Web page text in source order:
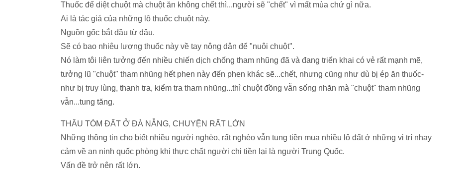
Thuốc để diệt chuột mà chuột ăn không chết thì...người sẽ "chết" vì mất mùa chứ gì nữa.
Ai là tác giả của những lô thuốc chuột này.
Nguồn gốc bắt đầu từ đâu.
Sẽ có bao nhiêu lượng thuốc này về tay nông dân để "nuôi chuột".
Nó làm tôi liên tưởng đến nhiều chiến dịch chống tham nhũng đã và đang triển khai có vẻ rất mạnh mẽ,
tưởng lũ "chuột" tham nhũng hết phen này đến phen khác sẽ...chết, nhưng cũng như dù bị ép ăn thuốc-
như bị truy lùng, thanh tra, kiểm tra tham nhũng...thì chuột đồng vẫn sống nhăn mà "chuột" tham nhũng
vẫn...tung tăng.
THÂU TÓM ĐẤT Ở ĐÀ NẴNG, CHUYỆN RẤT LỚN
Những thông tin cho biết nhiều người nghèo, rất nghèo vẫn tung tiền mua nhiều lô đất ở những vị trí nhạy
cảm về an ninh quốc phòng khi thực chất người chi tiền lại là người Trung Quốc.
Vấn đề trở nên rất lớn.